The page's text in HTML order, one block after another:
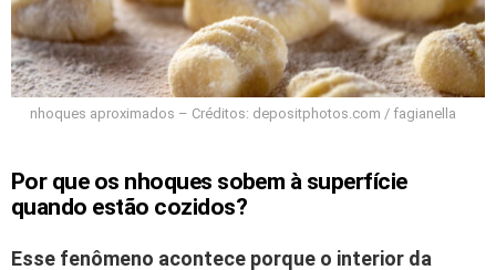
nhoques aproximados – Créditos: depositphotos.com / fagianella
Por que os nhoques sobem à superfície
quando estão cozidos?
Esse fenômeno acontece porque o interior da